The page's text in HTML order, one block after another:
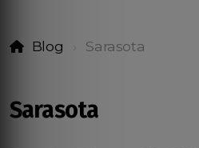
Blog Sarasota
Sarasota